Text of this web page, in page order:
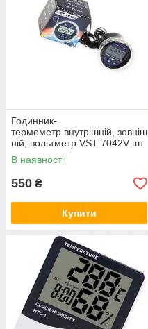
Годинник-
термометр внутрішній, зовніш
ній, вольтметр VST 7042V шт
атн 2106
В наявності
550 ₴
Купити